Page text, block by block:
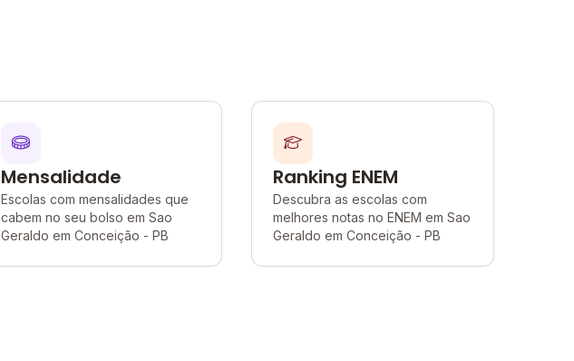
Mensalidade
Escolas com mensalidades que
cabem no seu bolso em Sao
Geraldo em Conceição - PB
Ranking ENEM
Descubra as escolas com
melhores notas no ENEM em Sao
Geraldo em Conceição - PB